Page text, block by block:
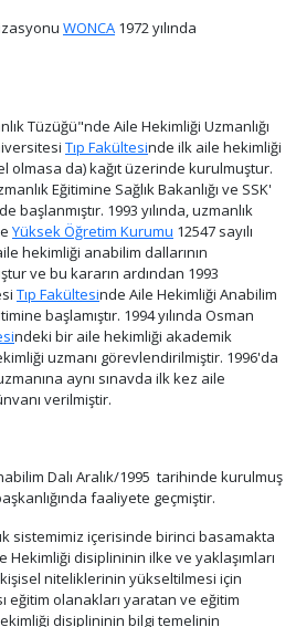
WONCA 1972 yılında
Tüzüğü"nde Aile Hekimliği Uzmanlığı
Tıp Fakültesinde ilk aile hekimliği
olmasa da) kağıt üzerinde kurulmuştur.
Eğitimine Sağlık Bakanlığı ve SSK'
başlanmıştır. 1993 yılında, uzmanlık
Yüksek Öğretim Kurumu 12547 sayılı
hekimliği anabilim dallarının
ve bu kararın ardından 1993
Tıp Fakültesinde Aile Hekimliği Anabilim
başlamıştır. 1994 yılında Osman
ndeki bir aile hekimliği akademik
uzmanı görevlendirilmiştir. 1996'da
aynı sınavda ilk kez aile
verilmiştir.
Dalı Aralık/1995 tarihinde kurulmuş
faaliyete geçmiştir.
sistemimiz içerisinde birinci basamakta
disiplininin ilke ve yaklaşımları
niteliklerinin yükseltilmesi için
eğitim olanakları yaratan ve eğitim
disiplininin bilgi temelinin